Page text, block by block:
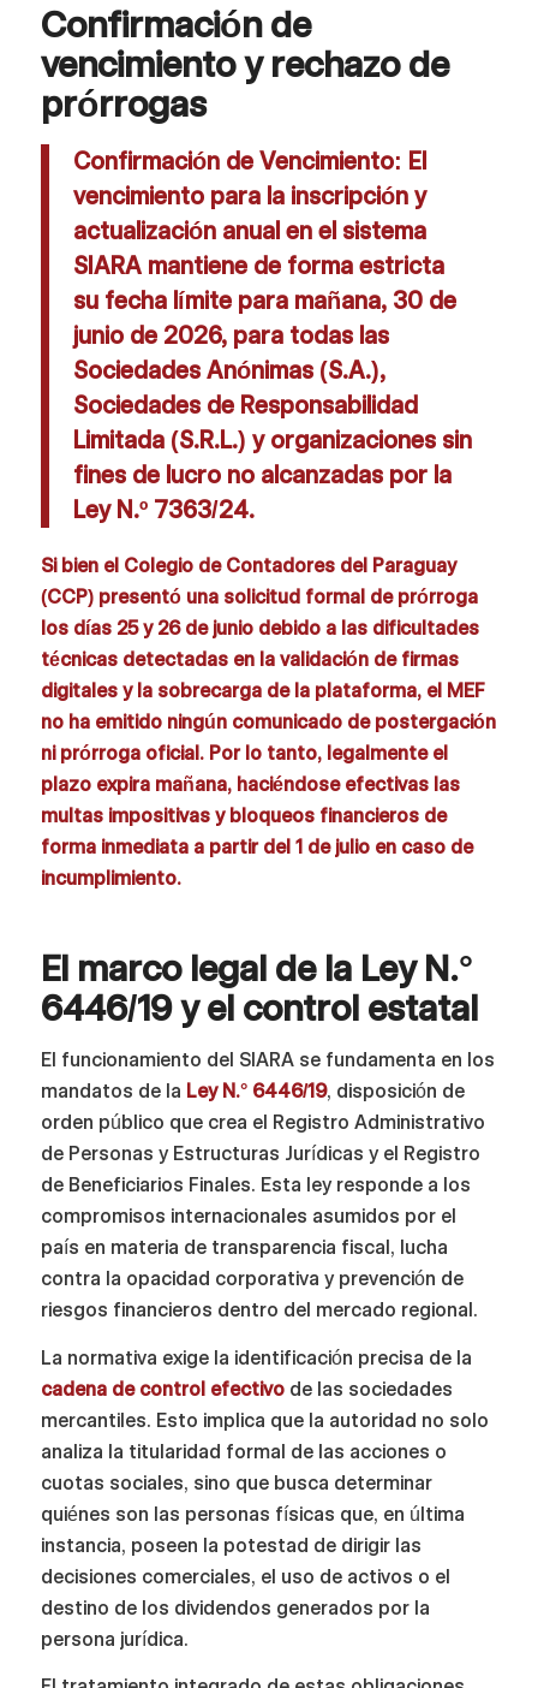
Confirmación de
vencimiento y rechazo de
prórrogas
Confirmación de Vencimiento: El
vencimiento para la inscripción y
actualización anual en el sistema
SIARA mantiene de forma estricta
su fecha límite para mañana, 30 de
junio de 2026, para todas las
Sociedades Anónimas (S.A.),
Sociedades de Responsabilidad
Limitada (S.R.L.) y organizaciones sin
fines de lucro no alcanzadas por la
Ley N.º 7363/24.
Si bien el Colegio de Contadores del Paraguay
(CCP) presentó una solicitud formal de prórroga
los días 25 y 26 de junio debido a las dificultades
técnicas detectadas en la validación de firmas
digitales y la sobrecarga de la plataforma, el MEF
no ha emitido ningún comunicado de postergación
ni prórroga oficial. Por lo tanto, legalmente el
plazo expira mañana, haciéndose efectivas las
multas impositivas y bloqueos financieros de
forma inmediata a partir del 1 de julio en caso de
incumplimiento.
El marco legal de la Ley N.°
6446/19 y el control estatal
El funcionamiento del SIARA se fundamenta en los
mandatos de la Ley N.° 6446/19, disposición de
orden público que crea el Registro Administrativo
de Personas y Estructuras Jurídicas y el Registro
de Beneficiarios Finales. Esta ley responde a los
compromisos internacionales asumidos por el
país en materia de transparencia fiscal, lucha
contra la opacidad corporativa y prevención de
riesgos financieros dentro del mercado regional.
La normativa exige la identificación precisa de la
cadena de control efectivode las sociedades
mercantiles. Esto implica que la autoridad no solo
analiza la titularidad formal de las acciones o
cuotas sociales, sino que busca determinar
quiénes son las personas físicas que, en última
instancia, poseen la potestad de dirigir las
decisiones comerciales, el uso de activos o el
destino de los dividendos generados por la
persona jurídica.